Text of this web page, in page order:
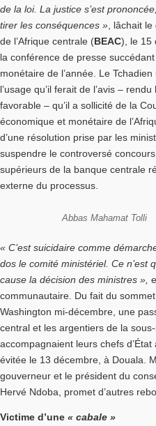
de la loi. La justice s’est
tirer les conséquences », lâchait le
de l’Afrique centrale (BEAC), le 15
la conférence de presse
monétaire de l’année. Le
l’usage qu’il ferait de l’avis –
favorable – qu’il a sollicité de la
économique et monétaire de
d’une résolution prise par les
suspendre le controversé
supérieurs de la banque centrale
externe du processus.
Abbas Mahamat Tolli
« C’est suicidaire comme
dos le comité ministériel. Ce n’est
cause la décision des ministres »,
communautaire. Du fait du
Washington mi-décembre, une
central et les argentiers de la
accompagnaient leurs chefs
évitée le 13 décembre, à Douala.
gouverneur et le président du
Hervé Ndoba, promet d’autres
Victime d’une « cabale »